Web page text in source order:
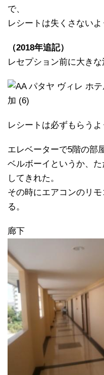
で、
レシートは失くさないよ
（2018年追記）
レセプション前に大きな
レシートは必ずもらうよ
エレベーターで5階の部
ベルボーイというか、
してきれた。
その時にエアコンのリ
る。
廊下